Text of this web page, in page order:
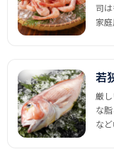
司
家
若
厳
な
な